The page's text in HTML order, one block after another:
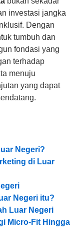
investasi jangka
Dengan
tumbuh dan
fondasi yang
terhadap
menuju
yang dapat
Negeri?
di Luar
Negeri itu?
Luar Negeri
Micro-Fit Hingga